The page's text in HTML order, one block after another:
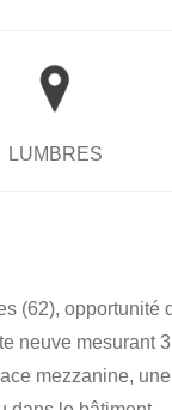
LUMBRES
(62),
neuve mesurant
mezzanine,